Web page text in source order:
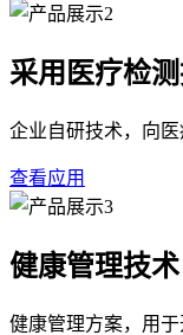
采用医疗检
企业自研技术，向
查看应用
健康管理技术
健康管理方案，用